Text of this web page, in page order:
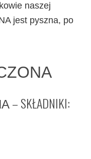
naszej
jest pyszna, po
– SKŁADNIKI: